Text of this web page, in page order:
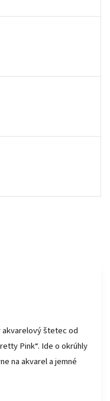
akvarelový štetec od
Pink“. Ide o okrúhly
na akvarel a jemné